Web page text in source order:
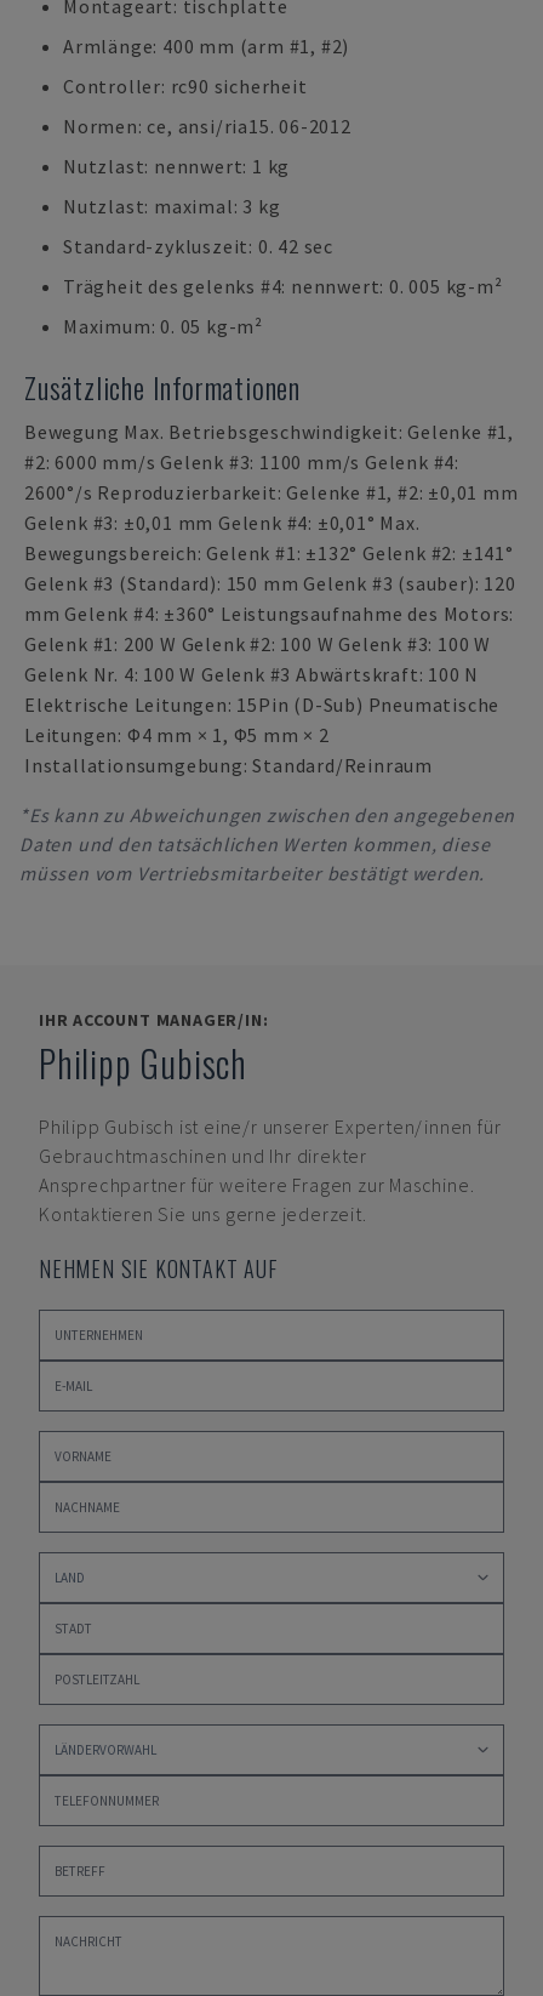
Montageart: tischplatte
Armlänge: 400 mm (arm #1, #2)
Controller: rc90 sicherheit
Normen: ce, ansi/ria15. 06-2012
Nutzlast: nennwert: 1 kg
Nutzlast: maximal: 3 kg
Standard-zykluszeit: 0. 42 sec
Trägheit des gelenks #4: nennwert: 0. 005 kg-m²
Maximum: 0. 05 kg-m²
Zusätzliche Informationen
Bewegung Max. Betriebsgeschwindigkeit: Gelenke #1,
#2: 6000 mm/s Gelenk #3: 1100 mm/s Gelenk #4:
2600°/s Reproduzierbarkeit: Gelenke #1, #2: ±0,01 mm
Gelenk #3: ±0,01 mm Gelenk #4: ±0,01° Max.
Bewegungsbereich: Gelenk #1: ±132° Gelenk #2: ±141°
Gelenk #3 (Standard): 150 mm Gelenk #3 (sauber): 120
mm Gelenk #4: ±360° Leistungsaufnahme des Motors:
Gelenk #1: 200 W Gelenk #2: 100 W Gelenk #3: 100 W
Gelenk Nr. 4: 100 W Gelenk #3 Abwärtskraft: 100 N
Elektrische Leitungen: 15Pin (D-Sub) Pneumatische
Leitungen: Φ4 mm × 1, Φ5 mm × 2
Installationsumgebung: Standard/Reinraum
*Es kann zu Abweichungen zwischen den angegebenen
Daten und den tatsächlichen Werten kommen, diese
müssen vom Vertriebsmitarbeiter bestätigt werden.
IHR ACCOUNT MANAGER/IN:
Philipp Gubisch
Philipp Gubisch ist eine/r unserer Experten/innen für
Gebrauchtmaschinen und Ihr direkter
Ansprechpartner für weitere Fragen zur Maschine.
Kontaktieren Sie uns gerne jederzeit.
NEHMEN SIE KONTAKT AUF